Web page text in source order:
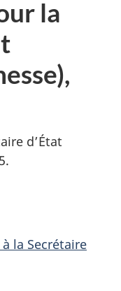
la
d’État
la Secrétaire